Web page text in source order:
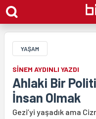
YAŞAM
SİNEM AYDINLI YAZDI
Ahlaki Bir
İnsan Olmak
Gezi’yi yaşadık ama